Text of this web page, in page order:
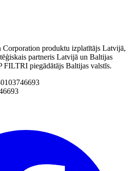
produktu izplatītājs Latvijā,
partneris Latvijā un Baltijas
FILTRI piegādātājs Baltijas valstīs.